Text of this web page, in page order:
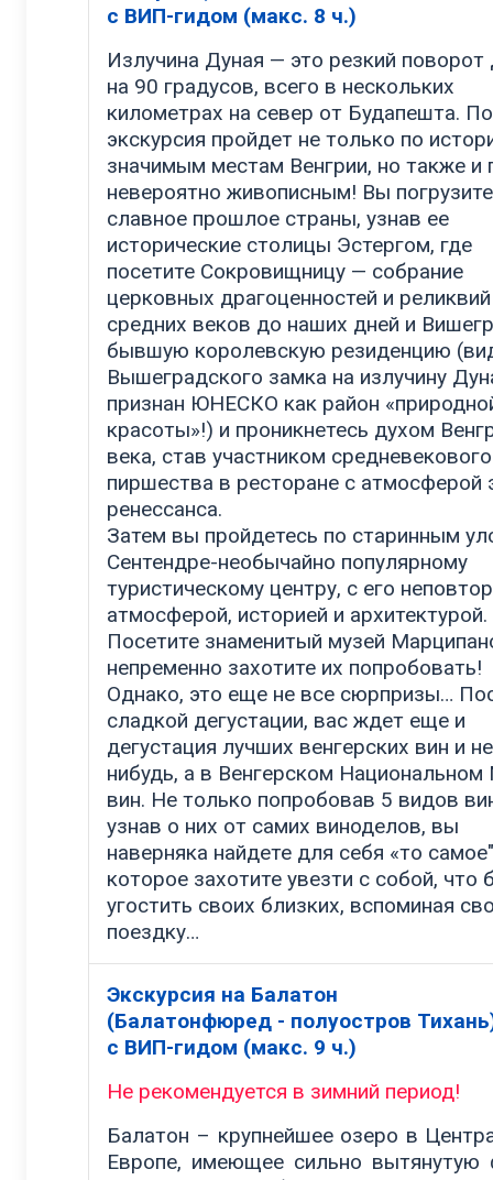
с ВИП-гидом (макс. 8 ч.)
Излучина Дуная — это резкий поворот
на 90 градусов, всего в нескольких
километрах на север от Будапешта.
экскурсия пройдет не только по
значимым местам Венгрии, но также и
невероятно живописным! Вы
славное прошлое страны, узнав ее
исторические столицы Эстергом, где
посетите Сокровищницу — собрание
церковных драгоценностей и
средних веков до наших дней и
бывшую королевскую резиденцию
Вышеградского замка на излучину
признан ЮНЕСКО как район
красоты»!) и проникнетесь духом
века, став участником средневекового
пиршества в ресторане с атмосферой
ренессанса.
Затем вы пройдетесь по старинным
Сентендре-необычайно популярному
туристическому центру, с его
атмосферой, историей и архитектурой.
Посетите знаменитый музей
непременно захотите их попробовать!
Однако, это еще не все сюрпризы…
сладкой дегустации, вас ждет еще и
дегустация лучших венгерских вин и
нибудь, а в Венгерском Национальном
вин. Не только попробовав 5 видов
узнав о них от самих виноделов, вы
наверняка найдете для себя «то
которое захотите увезти с собой, что
угостить своих близких, вспоминая
поездку…
Экскурсия на Балатон
(Балатонфюред - полуостров
с ВИП-гидом (макс. 9 ч.)
Не рекомендуется в зимний период!
Балатон – крупнейшее озеро в
Европе, имеющее сильно вытянутую